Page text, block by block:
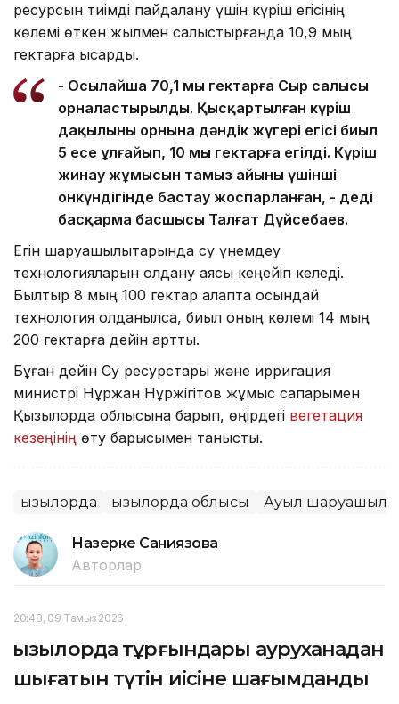
ресурсын тиімді пайдалану үшін күріш егісінің
көлемі өткен жылмен салыстырғанда 10,9 мың
гектарға қысқарды.
- Осылайша 70,1 мың гектарға Сыр салысы
орналастырылды. Қысқартылған күріш
дақылының орнына дәндік жүгері егісі биыл
5 есе ұлғайып, 10 мың гектарға егілді. Күріш
жинау жұмысын тамыз айының үшінші
онкүндігінде бастау жоспарланған, - деді
басқарма басшысы Талғат Дүйсебаев.
Егін шаруашылықтарында су үнемдеу
технологияларын қолдану аясы кеңейіп келеді.
Былтыр 8 мың 100 гектар алқапта осындай
технология қолданылса, биыл оның көлемі 14 мың
200 гектарға дейін артты.
Бұған дейін Су ресурстары және ирригация
министрі Нұржан Нұржігітов жұмыс сапарымен
Қызылорда облысына барып, өңірдегі вегетация
кезеңінің өту барысымен танысты.
Қызылорда Қызылорда облысы Ауыл
Назерке Саниязова
Авторлар
20:48, 09 Тамыз 2026
Қызылорда тұрғындары ауруханадан
шығатын түтін иісіне шағымданды